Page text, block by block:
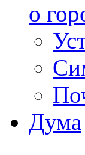
о
Дума